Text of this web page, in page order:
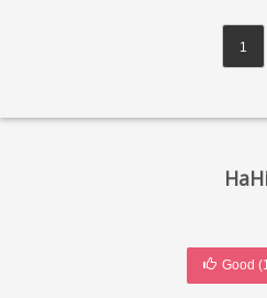
1
Good (